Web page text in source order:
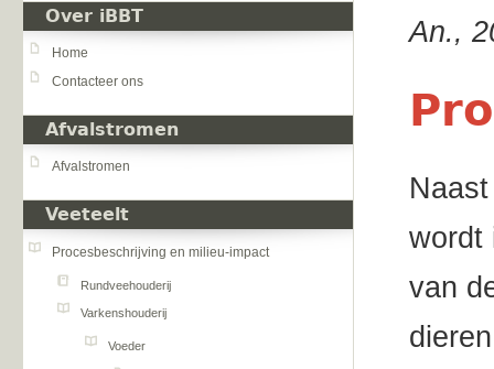
Over iBBT
Home
Contacteer ons
Afvalstromen
Afvalstromen
Veeteelt
Procesbeschrijving en milieu-impact
Rundveehouderij
Varkenshouderij
Voeder
An.,
wordt
van